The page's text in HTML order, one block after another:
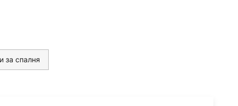
за спалня